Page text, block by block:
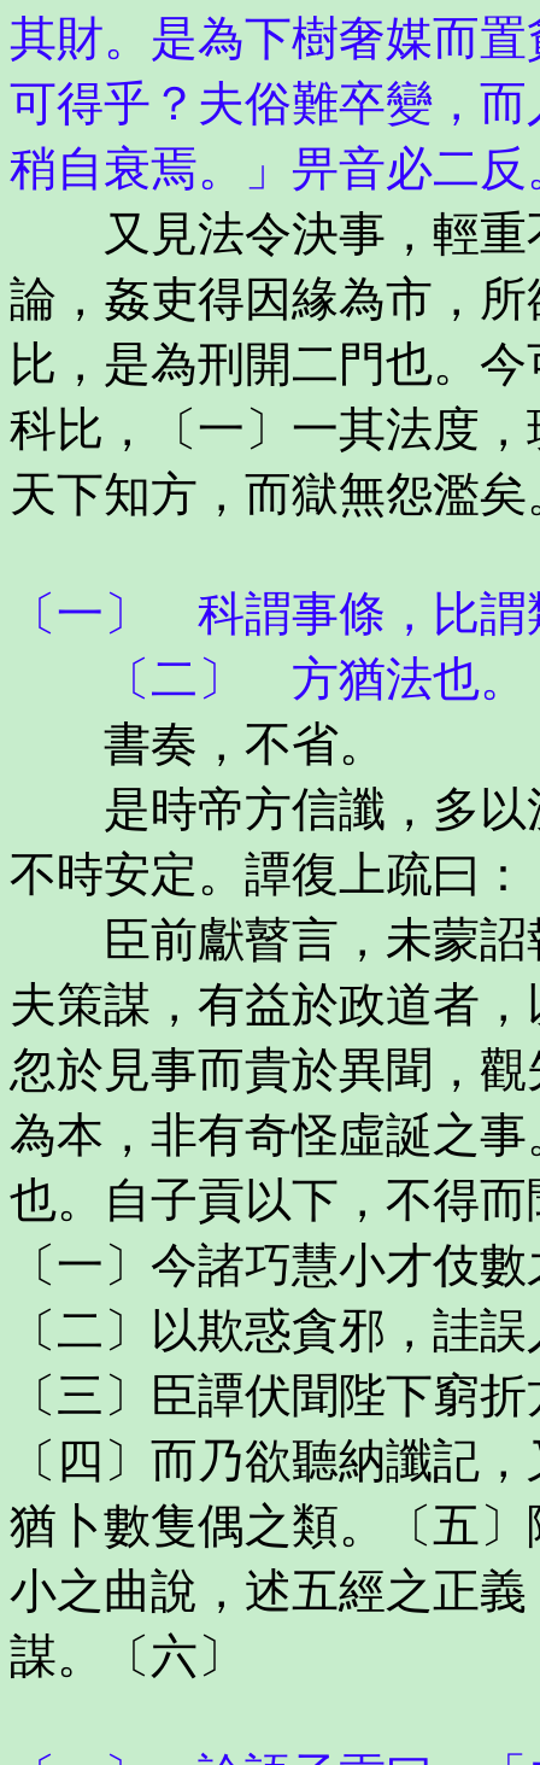
其財。是為下樹奢媒而
可得乎？夫俗難卒變，
稍自衰焉。」畀音必二反
又見法令決事，輕重
論，姦吏得因緣為市，
比，是為刑開二門也。
科比，〔一〕一其法度
天下知方，而獄無怨濫
〔一〕 科謂事條，比謂
〔二〕 方猶法也。
書奏，不省。
是時帝方信讖，多以
不時安定。譚復上疏曰：
臣前獻瞽言，未蒙詔
夫策謀，有益於政道者
忽於見事而貴於異聞，
為本，非有奇怪虛誕之
也。自子貢以下，不得
〔一〕今諸巧慧小才伎
〔二〕以欺惑貪邪，詿
〔三〕臣譚伏聞陛下窮
〔四〕而乃欲聽納讖記
猶卜數隻偶之類。〔五
小之曲說，述五經之正
謀。〔六〕